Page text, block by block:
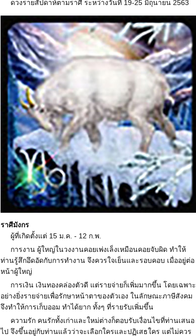
ดวงรายสัปดาห์ตามราศี ระหว่างวันที่ 19-25 มิถุนายน 2563
ราศีมังกร
ผู้ที่เกิดตั้งแต่ 15 ม.ค. - 12 ก.พ.
การงาน ผู้ใหญ่ในวงงานคอยเพ่งเล็งเหมือนคอยจับผิด ทำให้
ท่านรู้สึกอึดอัดกับการทำงาน จึงควรใจเย็นและรอบคอบ เมื่ออยู่ต่อ
หน้าผู้ใหญ่
การเงิน เงินทองคล่องตัวดี แต่รายจ่ายก็เพิ่มมากขึ้น โดยเฉพาะ
อย่างยิ่งรายจ่ายเพื่อรักษาหน้าตาของตัวเอง ในลักษณะภาษีสังคม
จึงทำให้การเก็บออม ทำได้ยาก ทั้งๆ ที่รายรับเพิ่มขึ้น
ความรัก คนรักทั้งเก่าและใหม่ต่างก็ตอบรับเงื่อนไขที่ท่านเสนอ
ไป จึงขึ้นอยู่กับท่านแล้วว่าจะเลือกใครและปฏิเสธใคร แต่ไม่ควร